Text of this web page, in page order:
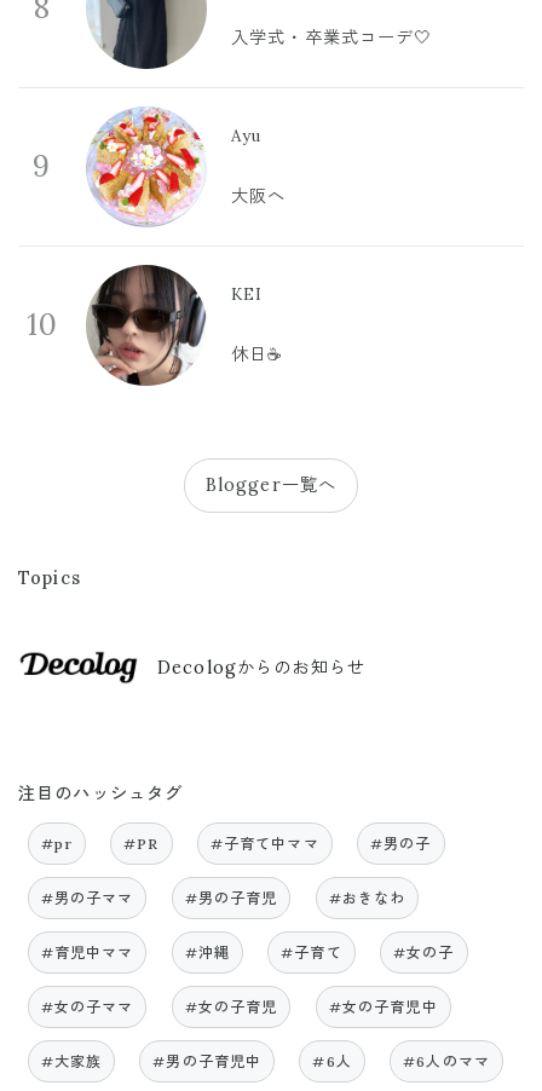
8
入学式・卒業式コーデ🤍
9
Ayu
大阪へ
10
KEI
休日☕️
Blogger一覧へ
Topics
Decologからのお知らせ
注目のハッシュタグ
#pr #PR #子育て中ママ #男の子
#男の子ママ #男の子育児 #おきなわ
#育児中ママ #沖縄 #子育て #女の子
#女の子ママ #女の子育児 #女の子育児中
#大家族 #男の子育児中 #6人 #6人のママ